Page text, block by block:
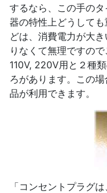
するなら、この手の
器の特性上どうして
どは、消費電力が大
りなくて無理ですの
110V, 220V用と２種
ろがあります。この
品が利用できます。
「コンセントプラグ